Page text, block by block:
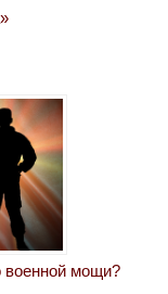
военной мощи?